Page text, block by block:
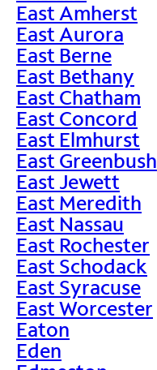
East Amherst
East Aurora
East Berne
East Bethany
East Chatham
East Concord
East Elmhurst
East Greenbush
East Jewett
East Meredith
East Nassau
East Rochester
East Schodack
East Syracuse
East Worcester
Eaton
Eden